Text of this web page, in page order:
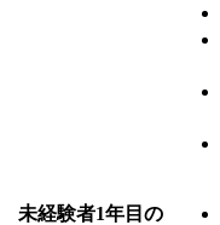
未経験者1年目の